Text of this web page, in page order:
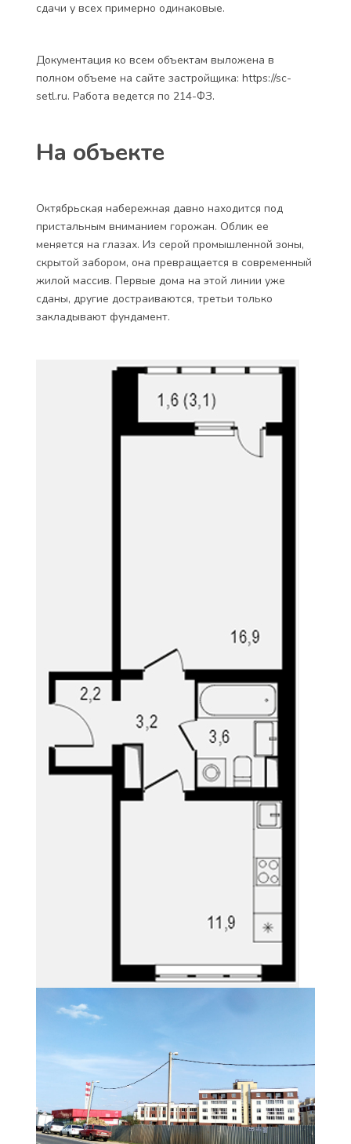
сдачи у всех примерно одинаковые.
Документация ко всем объектам выложена в
полном объеме на сайте застройщика: https://sc-
setl.ru. Работа ведется по 214-ФЗ.
На объекте
Октябрьская набережная давно находится под
пристальным вниманием горожан. Облик ее
меняется на глазах. Из серой промышленной зоны,
скрытой забором, она превращается в современный
жилой массив. Первые дома на этой линии уже
сданы, другие достраиваются, третьи только
закладывают фундамент.